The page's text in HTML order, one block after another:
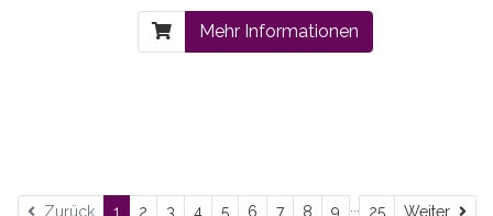
Mehr Informationen
Zurück 1 2 3 4 5 6 7 8 9 25 Weiter